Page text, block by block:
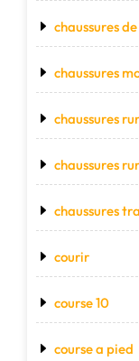
chaussures
chaussures
chaussures
chaussures
chaussures
courir
course 10
course a pied